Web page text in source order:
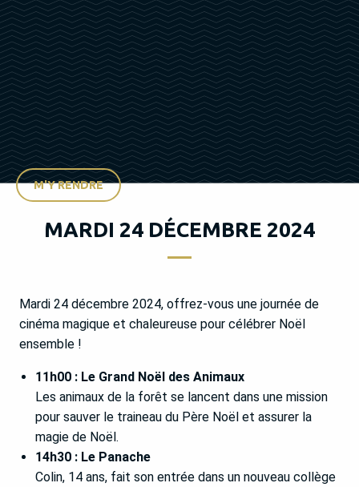
M'Y RENDRE
MARDI 24 DÉCEMBRE 2024
Mardi 24 décembre 2024, offrez-vous une journée de
cinéma magique et chaleureuse pour célébrer Noël
ensemble !
11h00 : Le Grand Noël des Animaux
Les animaux de la forêt se lancent dans une mission
pour sauver le traineau du Père Noël et assurer la
magie de Noël.
14h30 : Le Panache
Colin, 14 ans, fait son entrée dans un nouveau collège